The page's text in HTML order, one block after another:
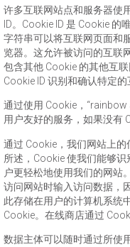
许多互联网站点和服务器使
ID。Cookie ID 是 Cookie
字符串可以将互联网页面和
览器。这允许被访问的互联
包含其他 Cookie 的其他互
Cookie ID 识别和确认特定的
通过使用 Cookie，
用户友好的服务，如果没有
通过 Cookie，我们网站上
所述，Cookie 使我们能够
户更轻松地使用我们的网站
访问网站时输入访问数据，
此存储在用户的计算机系统
Cookie。在线商店通过
数据主体可以随时通过所使